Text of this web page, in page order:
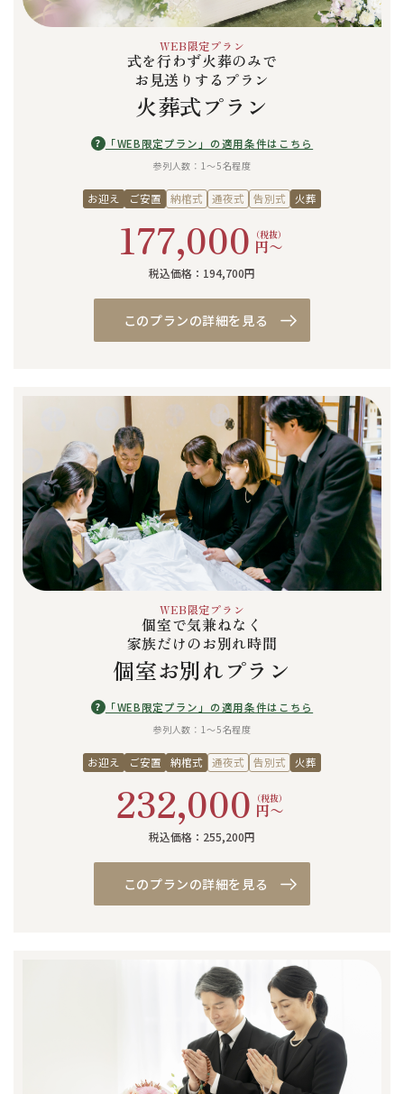
WEB限定プラン
式を行わず火葬のみで
お見送りするプラン
火葬式プラン
? 「WEB限定プラン」の適用条件はこちら
参列人数：1〜5名程度
お迎え ご安置 納棺式 通夜式 告別式 火葬
177,000 （税抜）
円〜
税込価格：194,700円
このプランの詳細を見る
WEB限定プラン
個室で気兼ねなく
家族だけのお別れ時間
個室お別れプラン
? 「WEB限定プラン」の適用条件はこちら
参列人数：1〜5名程度
お迎え ご安置 納棺式 通夜式 告別式 火葬
232,000 （税抜）
円〜
税込価格：255,200円
このプランの詳細を見る